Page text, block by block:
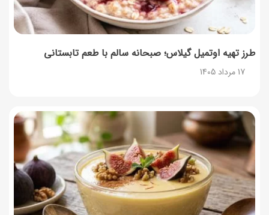
طرز تهیه اوتمیل گیلاس؛ صبحانه سالم با طعم تابستانی
17 مرداد 1405